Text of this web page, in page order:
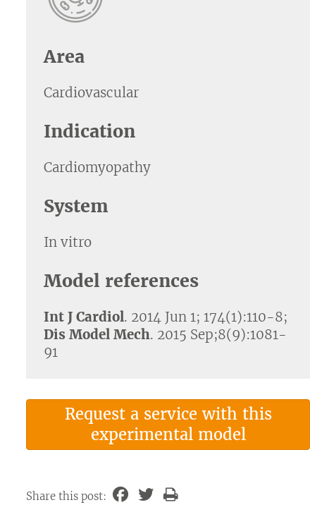
Area
Cardiovascular
Indication
Cardiomyopathy
System
In vitro
Model references
Int J Cardiol. 2014 Jun 1; 174(1):110-8;
Dis Model Mech. 2015 Sep;8(9):1081-
91
Request a service with this
experimental model
Share this post: